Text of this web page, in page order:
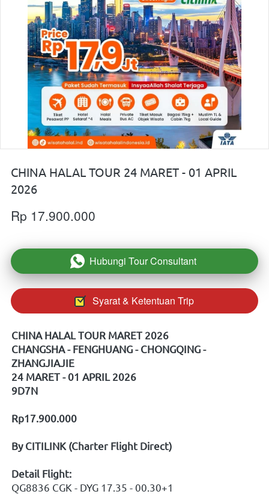
CHINA HALAL TOUR 24 MARET - 01 APRIL
2026
Rp 17.900.000
` Hubungi Tour Consultant
` Syarat & Ketentuan Trip
CHINA HALAL TOUR MARET 2026
CHANGSHA - FENGHUANG - CHONGQING -
ZHANGJIAJIE
24 MARET - 01 APRIL 2026
9D7N
Rp17.900.000
By CITILINK (Charter Flight Direct)
Detail Flight:
QG8836 CGK - DYG 17.35 - 00.30+1